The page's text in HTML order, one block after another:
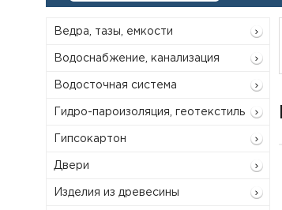
Ведра, тазы, емкости
Водоснабжение, канализация
Водосточная система
Гидро-пароизоляция, геотекстиль
Гипсокартон
Двери
Изделия из древесины